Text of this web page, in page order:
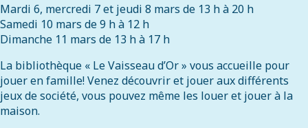
Mardi 6, mercredi 7 et jeudi 8 mars de 13 h à 20 h
Samedi 10 mars de 9 h à 12 h
Dimanche 11 mars de 13 h à 17 h
La bibliothèque « Le Vaisseau d’Or » vous accueille pour
jouer en famille! Venez découvrir et jouer aux différents
jeux de société, vous pouvez même les louer et jouer à la
maison.